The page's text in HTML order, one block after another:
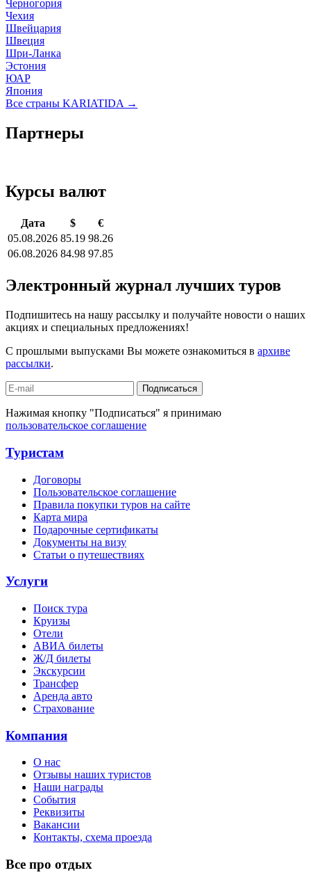
Черногория
Чехия
Швейцария
Швеция
Шри-Ланка
Эстония
ЮАР
Япония
Все страны KARIATIDA →
Партнеры
Курсы валют
Дата $
€
05.08.2026 85.19 98.26
06.08.2026 84.98 97.85
Электронный журнал лучших туров
Подпишитесь на нашу рассылку и получайте новости о наших
акциях и специальных предложениях!
С прошлыми выпусками Вы можете ознакомиться в архиве
рассылки.
Подписаться
Нажимая кнопку "Подписаться" я принимаю
пользовательское соглашение
Туристам
Договоры
Пользовательское соглашение
Правила покупки туров на сайте
Карта мира
Подарочные сертификаты
Документы на визу
Статьи о путешествиях
Услуги
Поиск тура
Круизы
Отели
АВИА билеты
Ж/Д билеты
Экскурсии
Трансфер
Аренда авто
Страхование
Компания
О нас
Отзывы наших туристов
Наши награды
События
Реквизиты
Вакансии
Контакты, схема проезда
Все про отдых